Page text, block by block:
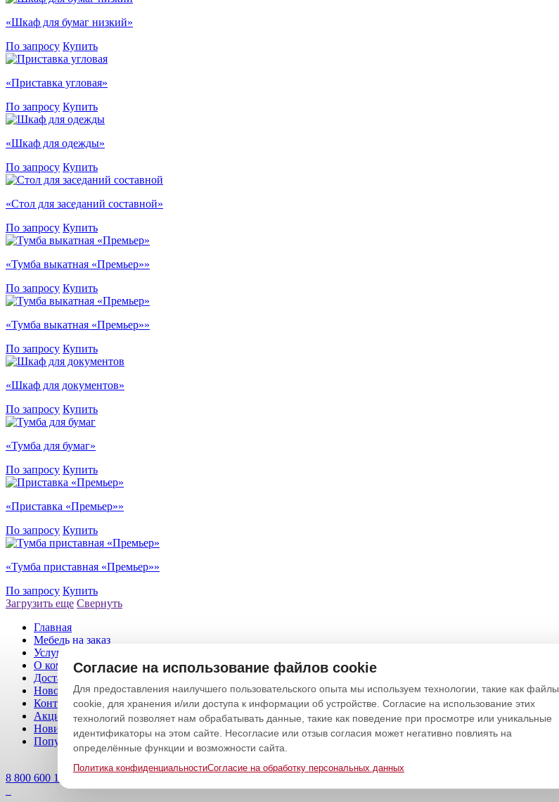
«Шкаф для бумаг низкий»
По запросу Купить
«Приставка угловая»
По запросу Купить
«Шкаф для одежды»
По запросу Купить
«Стол для заседаний составной»
По запросу Купить
«Тумба выкатная «Премьер»»
По запросу Купить
«Тумба выкатная «Премьер»»
По запросу Купить
«Шкаф для документов»
По запросу Купить
«Тумба для бумаг»
По запросу Купить
«Приставка «Премьер»»
По запросу Купить
«Тумба приставная «Премьер»»
По запросу Купить
Загрузить еще Свернуть
Главная
Мебель на заказ
Услуги
О компании
Доставка и оплата
Новости|статьи
Контакты
Акционные товары
Новинки
Популярные товары
8 800 600 15 66
Согласие на использование файлов cookie
Для предоставления наилучшего пользовательского опыта мы используем технологии, такие как файлы
cookie, для хранения и/или доступа к информации об устройстве. Согласие на использование этих
технологий позволяет нам обрабатывать данные, такие как поведение при просмотре или уникальные
идентификаторы на этом сайте. Несогласие или отзыв согласия может негативно повлиять на
определённые функции и возможности сайта.
Политика конфиденциальностиСогласие на обработку персональных данных